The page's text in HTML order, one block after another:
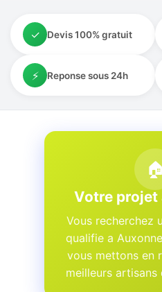
✓ Devis 100% gratuit
⚡ Reponse sous 24h
🏠
Votre projet
Vous recherchez
qualifie a
vous mettons en
meilleurs